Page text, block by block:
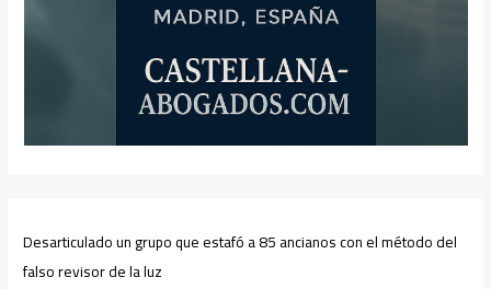
Desarticulado un grupo que estafó a 85 ancianos con el método del
falso revisor de la luz